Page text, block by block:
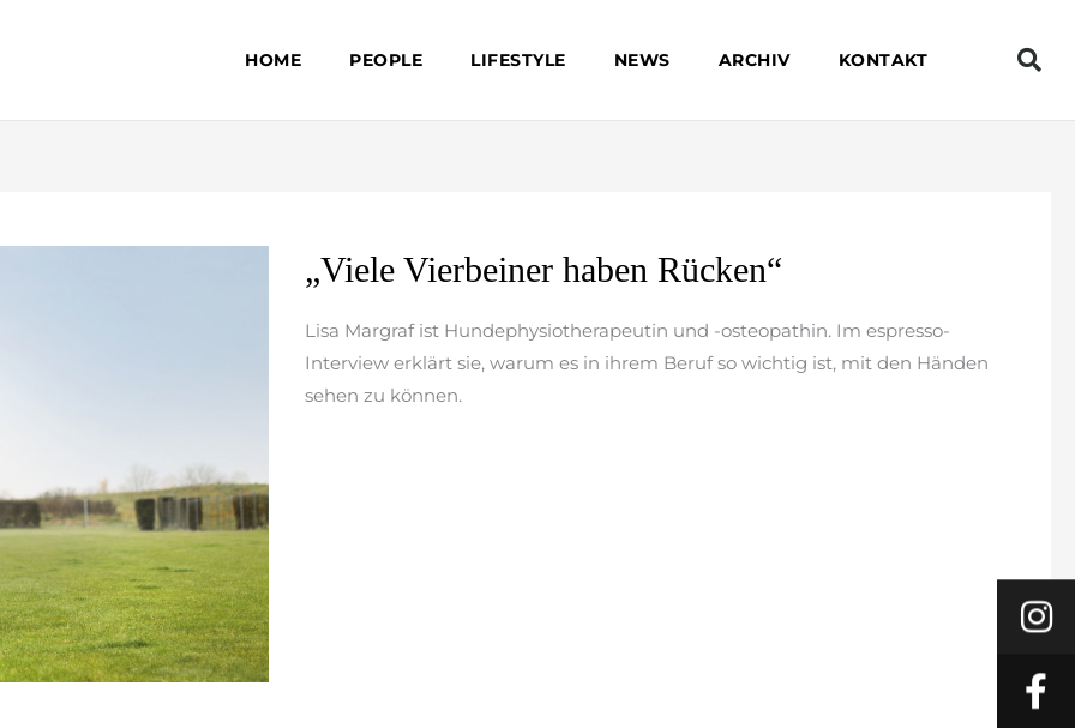
HOME PEOPLE LIFESTYLE NEWS ARCHIV KONTAKT
„Viele Vierbeiner haben Rücken“
Lisa Margraf ist Hundephysiotherapeutin und -osteopathin. Im espresso-
Interview erklärt sie, warum es in ihrem Beruf so wichtig ist, mit den Händen
sehen zu können.
„Viele
Vierbeiner
haben
Rücken“